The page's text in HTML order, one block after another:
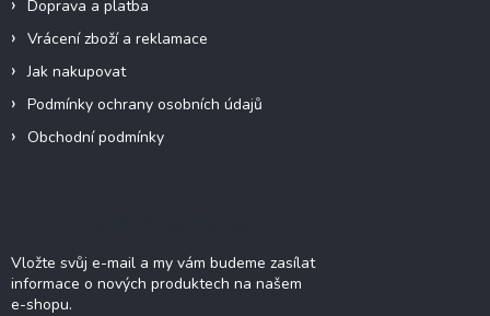
Doprava a platba
Vrácení zboží a reklamace
Jak nakupovat
Podmínky ochrany osobních údajů
Obchodní podmínky
Vložte svůj e-mail a my vám budeme zasílat
informace o nových produktech na našem
e-shopu.